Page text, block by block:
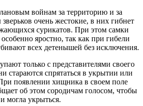
войнам за территорию и за
очень жестокие, в них гибнет
сурикатов. При этом самки
яростно, так как при гибели
всех детенышей без исключения.
только с представителями своего
стараются спрятаться в укрытии или
появлении хищника в своем поле
об этом сородичам голосом, чтобы
могла укрыться.